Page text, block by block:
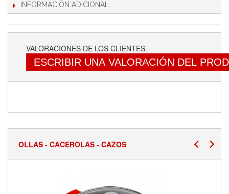
INFORMACIÓN ADICIONAL
VALORACIONES DE LOS CLIENTES.
ESCRIBIR UNA VALORACIÓN DEL
OLLAS - CACEROLAS - CAZOS